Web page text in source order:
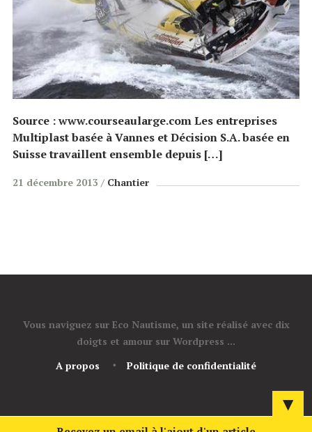
Source : www.courseaularge.com Les entreprises
Multiplast basée à Vannes et Décision S.A. basée en
Suisse travaillent ensemble depuis […]
21 décembre 2013 Chantier
Vous naviguez sur Eco Nautisme, un site réalisé avec dix
doigts et amour sur Wordpress ...
A propos
Politique de confidentialité
▼